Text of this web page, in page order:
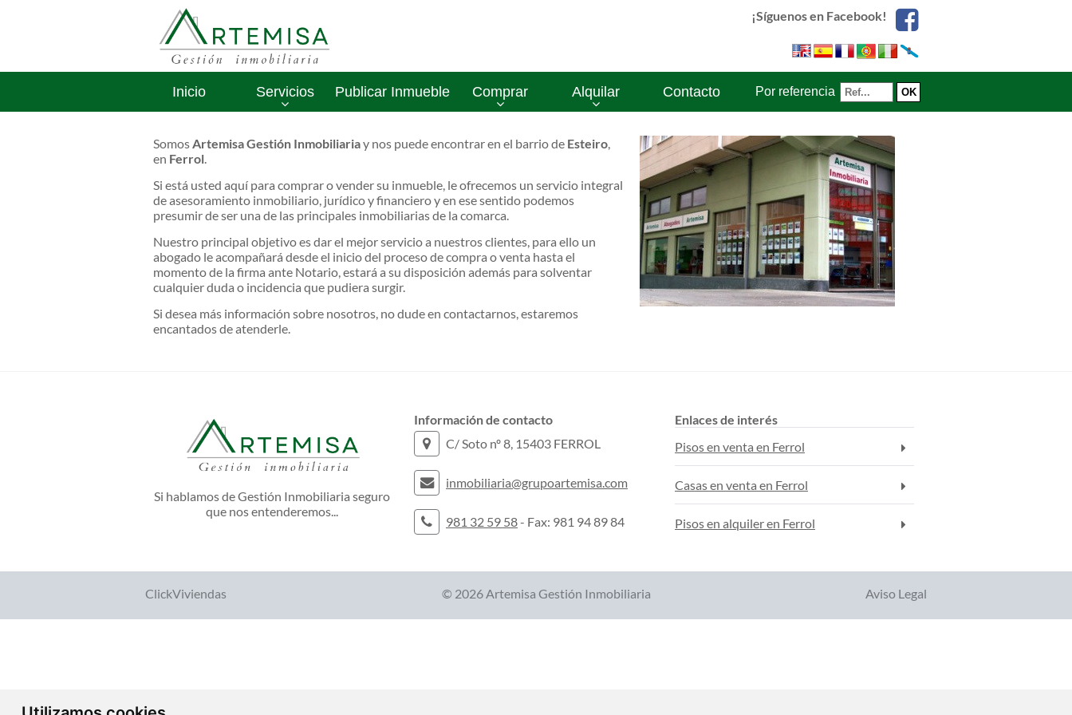
¡Síguenos en Facebook!
Inicio Servicios Publicar Inmueble Comprar Alquilar Contacto Por referencia
SomosArtemisa Gestión Inmobiliariay nos puede encontrar en el barrio de Esteiro,
en Ferrol.
Si está usted aquí para comprar o vender su inmueble, le ofrecemos un servicio integral
de asesoramiento inmobiliario, jurídico y financiero y en ese sentido podemos
presumir de ser una de las principales inmobiliarias de la comarca.
Nuestro principal objetivo es dar el mejor servicio a nuestros clientes, para ello un
abogado le acompañará desde el inicio del proceso de compra o venta hasta el
momento de la firma ante Notario, estará a su disposición además para solventar
cualquier duda o incidencia que pudiera surgir.
Si desea más información sobre nosotros, no dude en contactarnos, estaremos
encantados de atenderle.
Si hablamos de Gestión Inmobiliaria seguro
que nos entenderemos...
Información de contacto
C/ Soto nº 8, 15403 FERROL
inmobiliaria@grupoartemisa.com
981 32 59 58- Fax: 981 94 89 84
Enlaces de interés
Pisos en venta en Ferrol
Casas en venta en Ferrol
Pisos en alquiler en Ferrol
ClickViviendas © 2026 Artemisa Gestión Inmobiliaria Aviso Legal